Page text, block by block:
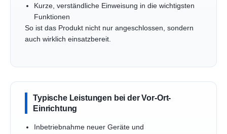
Kurze, verständliche Einweisung in die wichtigsten
Funktionen
So ist das Produkt nicht nur angeschlossen, sondern
auch wirklich einsatzbereit.
Typische Leistungen bei der Vor-Ort-
Einrichtung
Inbetriebnahme neuer Geräte und